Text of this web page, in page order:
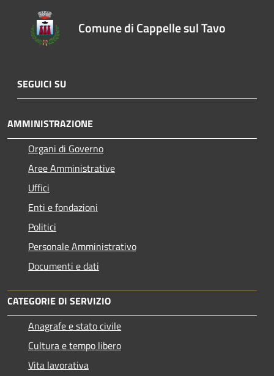
Comune di Cappelle sul Tavo
SEGUICI SU
AMMINISTRAZIONE
Organi di Governo
Aree Amministrative
Uffici
Enti e fondazioni
Politici
Personale Amministrativo
Documenti e dati
CATEGORIE DI SERVIZIO
Anagrafe e stato civile
Cultura e tempo libero
Vita lavorativa